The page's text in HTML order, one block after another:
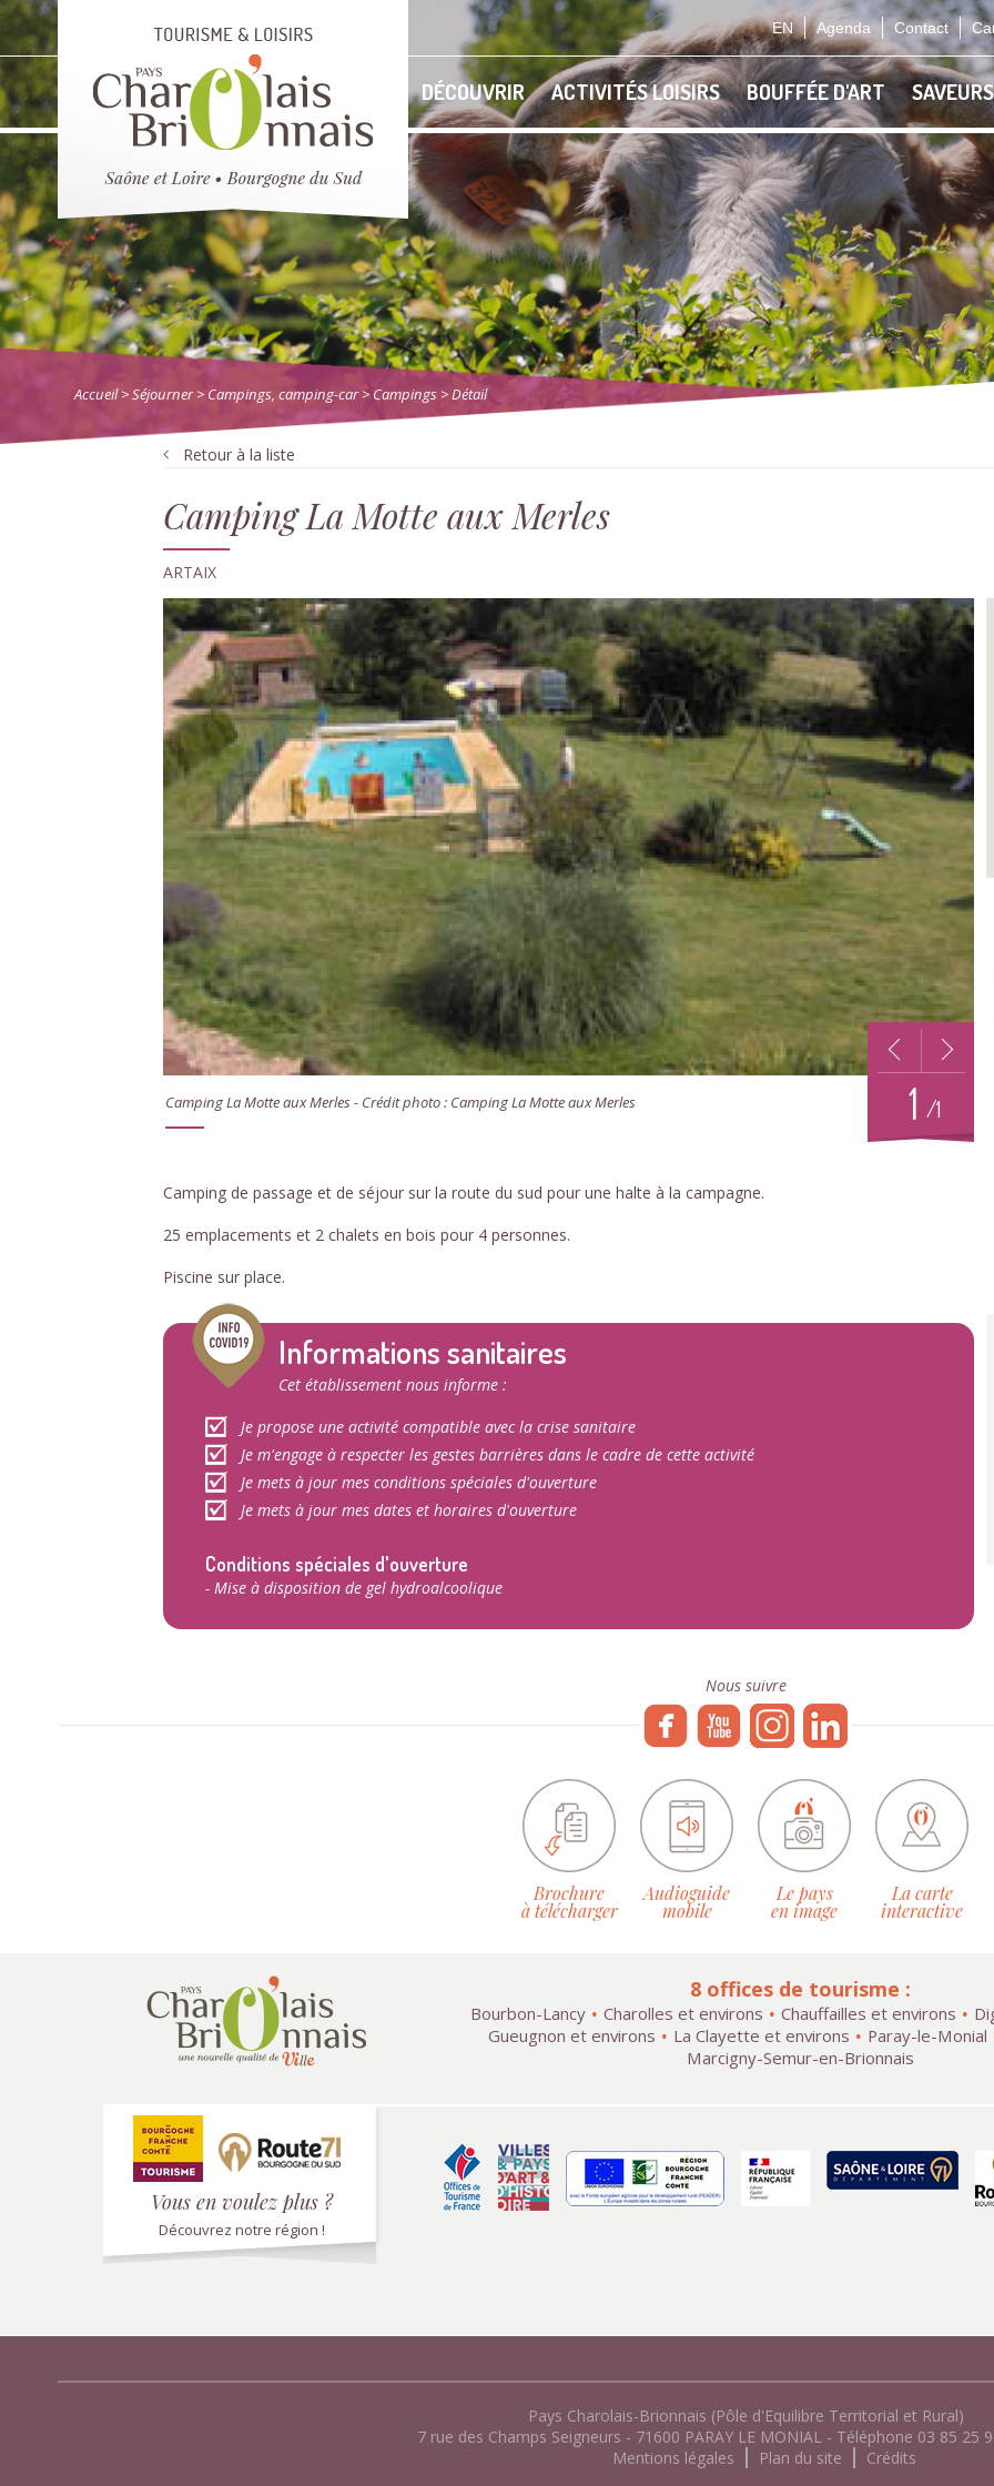
EN Agenda Contact
DÉCOUVRIR ACTIVITÉS LOISIRS BOUFFÉE D'ART
Accueil> Séjourner> Campings, camping-car> Campings > Détail
Retour à la liste
Camping La Motte aux Merles
ARTAIX
Camping La Motte aux Merles - Crédit photo : Camping La Motte aux Merles 1 /1
Camping de passage et de séjour sur la route du sud pour une halte à la campagne.
25 emplacements et 2 chalets en bois pour 4 personnes.
Piscine sur place.
Informations sanitaires
Cet établissement nous informe :
Je propose une activité compatible avec la crise sanitaire
Je m'engage à respecter les gestes barrières dans le cadre de cette activité
Je mets à jour mes conditions spéciales d'ouverture
Je mets à jour mes dates et horaires d'ouverture
Conditions spéciales d'ouverture
- Mise à disposition de gel hydroalcoolique
Nous suivre
Brochure
à télécharger
Audioguide
mobile
Le pays
en image
La carte
interactive
8 offices de tourisme :
Bourbon-Lancy Charolles et environs Chauffailles et environs
Gueugnon et environs
La Clayette et environs Paray-le-Monial
Marcigny-Semur-en-Brionnais
Vous en voulez plus ?
Découvrez notre région !
Pays Charolais-Brionnais (Pôle d'Equilibre Territorial et Rural)
7 rue des Champs Seigneurs - 71600 PARAY LE MONIAL - Téléphone 03 85 25
Mentions légales
Plan du site Crédits